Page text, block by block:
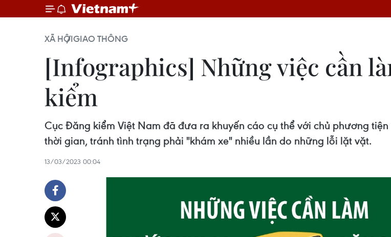
XÃ HỘIGIAO THÔNG
[Infographics] Những việc cần
kiểm
Cục Đăng kiểm Việt Nam đã đưa ra khuyến cáo cụ thể với chủ phương
thời gian, tránh tình trạng phải "khám xe" nhiều lần do những lỗi lặt vặt.
13/03/2023 00:04